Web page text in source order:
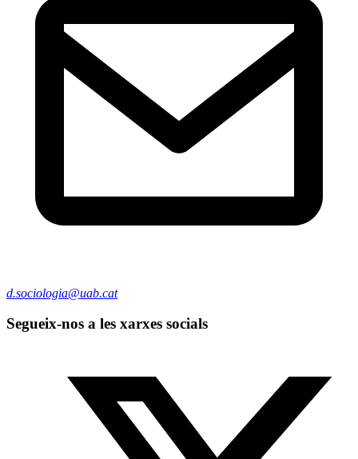
d.sociologia@uab.cat
Segueix-nos a les xarxes socials